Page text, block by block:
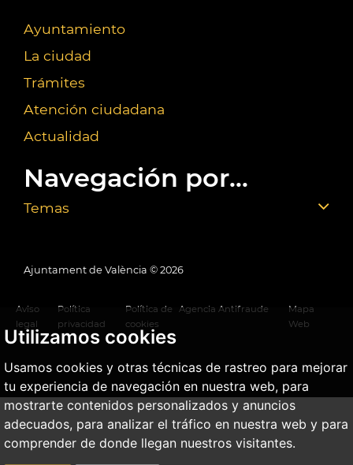
Utilizamos cookies
Usamos cookies y otras técnicas de rastreo para mejorar
tu experiencia de navegación en nuestra web, para
mostrarte contenidos personalizados y anuncios
adecuados, para analizar el tráfico en nuestra web y para
comprender de donde llegan nuestros visitantes.
Ayuntamiento
La ciudad
Trámites
Atención ciudadana
Actualidad
Navegación por...
Temas
Ajuntament de València © 2026
Aviso
legal
Política
privacidad
Política de
cookies
Agencia Antifraude
Mapa
Web